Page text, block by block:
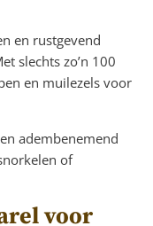
en rustgevend
slechts zo’n 100
en muilezels voor
adembenemend
of
voor